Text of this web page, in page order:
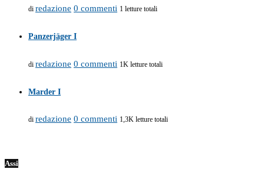
di redazione 0 commenti 1 letture totali
Panzerjäger I
di redazione 0 commenti 1K letture totali
Marder I
di redazione 0 commenti 1,3K letture totali
Assi